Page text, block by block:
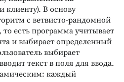
клиенту). В основу
с ветвисто-рандомной
есть программа учитывает
и выбирает определенный
выбирает
текст в поля для ввода.
каждый